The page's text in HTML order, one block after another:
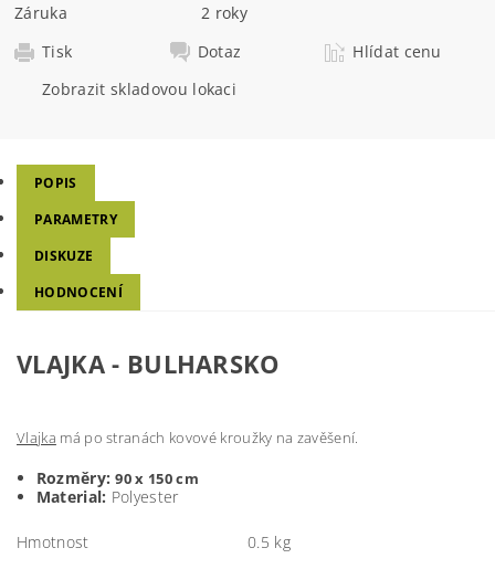
Záruka
2 roky
Tisk
Dotaz
Hlídat cenu
Zobrazit skladovou lokaci
POPIS
PARAMETRY
DISKUZE
HODNOCENÍ
VLAJKA - BULHARSKO
Vlajka má po stranách kovové kroužky na zavěšení.
Rozměry:90 x 150 cm
Material: Polyester
Hmotnost 0.5 kg